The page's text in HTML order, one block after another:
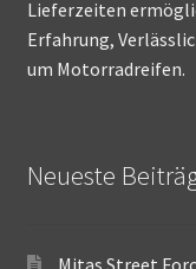
Lieferzeiten
Erfahrung,
um Motorradreifen.
Neueste